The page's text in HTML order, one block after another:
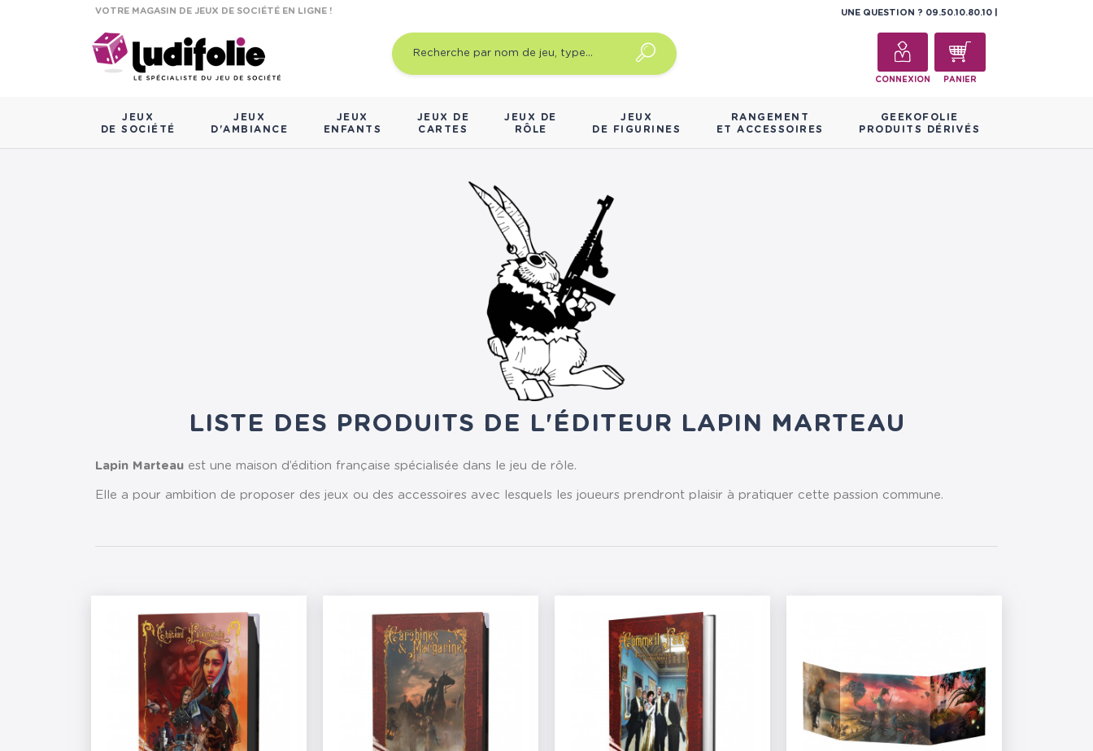
VOTRE MAGASIN DE JEUX DE SOCIÉTÉ EN LIGNE ! UNE QUESTION ? 09.50.10.80.10
CONNEXION PANIER
JEUX
DE SOCIÉTÉ
JEUX
D'AMBIANCE
JEUX
ENFANTS
JEUX DE
CARTES
JEUX DE
RÔLE
JEUX
DE FIGURINES
RANGEMENT
ET ACCESSOIRES
GEEKOFOLIE
PRODUITS DÉRIVÉS
LISTE DES PRODUITS DE L'ÉDITEUR LAPIN MARTEAU
Lapin Marteau est une maison d’édition française spécialisée dans le jeu de rôle.
Elle a pour ambition de proposer des jeux ou des accessoires avec lesquels les joueurs prendront plaisir à pratiquer cette passion commune.